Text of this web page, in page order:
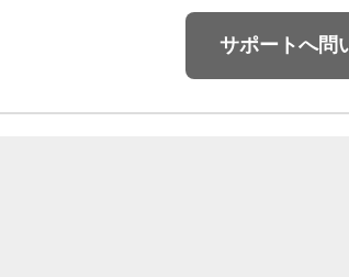
サポートへ問